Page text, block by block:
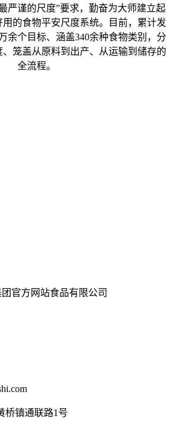
严谨的尺度”要求，勤奋为大师建立起
的食物平安尺度系统。目前，累计发
余个目标、涵盖340余种食物类别，分
笼盖从原料到出产、从运输到储存的
全流程。
官方网站食品有限公司
桥镇通联路1号